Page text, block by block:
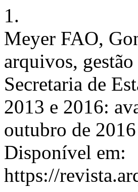
1.
Meyer FAO,
arquivos,
Secretaria de
2013 e 2016:
outubro de
Disponível em:
https://